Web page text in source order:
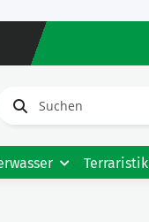
Terraristik